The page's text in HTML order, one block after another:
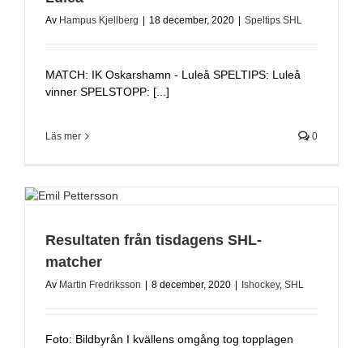
Av Hampus Kjellberg | 18 december, 2020 | Speltips SHL
MATCH: IK Oskarshamn - Luleå SPELTIPS: Luleå
vinner SPELSTOPP: [...]
Läs mer 0
Resultaten från tisdagens SHL-
matcher
Av Martin Fredriksson | 8 december, 2020 | Ishockey, SHL
Foto: Bildbyrån I kvällens omgång tog topplagen